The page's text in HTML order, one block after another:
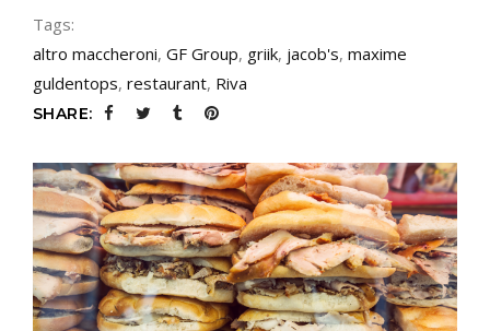
Tags:
altro maccheroni, GF Group, griik, jacob's, maxime
guldentops, restaurant, Riva
SHARE: